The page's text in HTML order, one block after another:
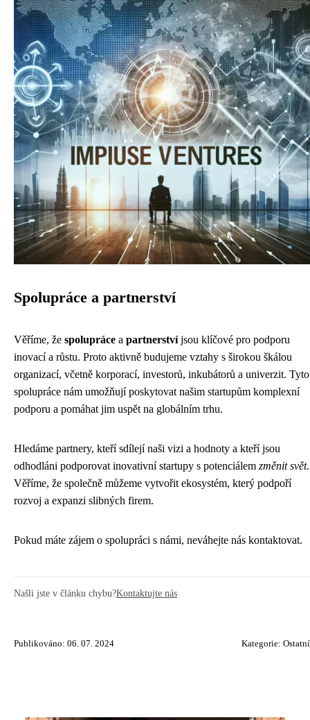
Spolupráce a partnerství
Věříme, že spolupráce a partnerstvíjsou klíčové pro podporu
inovací a růstu. Proto aktivně budujeme vztahy s širokou škálou
organizací, včetně korporací, investorů, inkubátorů a univerzit. Tyto
spolupráce nám umožňují poskytovat našim startupům komplexní
podporu a pomáhat jim uspět na globálním trhu.
Hledáme partnery, kteří sdílejí naši vizi a hodnoty a kteří jsou
odhodláni podporovat inovativní startupy s potenciálem změnit svět.
Věříme, že společně můžeme vytvořit ekosystém, který podpoří
rozvoj a expanzi slibných firem.
Pokud máte zájem o spolupráci s námi, neváhejte nás kontaktovat.
Našli jste v článku chybu?Kontaktujte nás
Publikováno: 06. 07. 2024 Kategorie: Ostatní